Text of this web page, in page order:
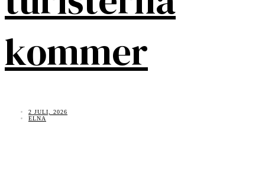
kommer
2 JULI, 2026
ELNA